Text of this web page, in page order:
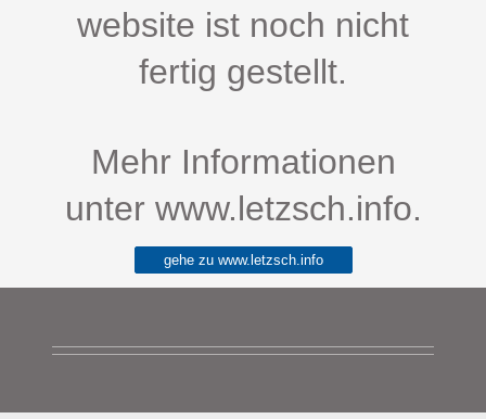
website ist noch nicht
fertig gestellt.
Mehr Informationen
unter www.letzsch.info.
gehe zu www.letzsch.info